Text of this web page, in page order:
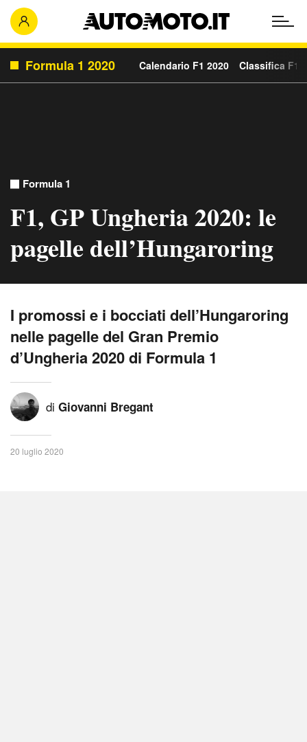
Formula 1 2020 Calendario F1 2020 Classifica F1
Formula 1
F1, GP Ungheria 2020: le
pagelle dell’Hungaroring
I promossi e i bocciati dell’Hungaroring
nelle pagelle del Gran Premio
d’Ungheria 2020 di Formula 1
di Giovanni Bregant
20 luglio 2020